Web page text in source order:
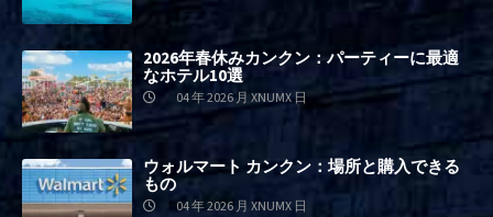
2026年春休みカンクン：パーティーに最適
なホテル10選
04 年 2026 月 XNUMX 日
ウォルマート カンクン：場所と購入できる
もの
04 年 2026 月 XNUMX 日